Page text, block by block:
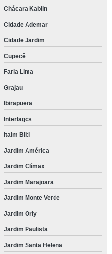
Chácara Kablin
Cidade Ademar
Cidade Jardim
Cupecê
Faria Lima
Grajau
Ibirapuera
Interlagos
Itaim Bibi
Jardim América
Jardim Clímax
Jardim Marajoara
Jardim Monte Verde
Jardim Orly
Jardim Paulista
Jardim Santa Helena